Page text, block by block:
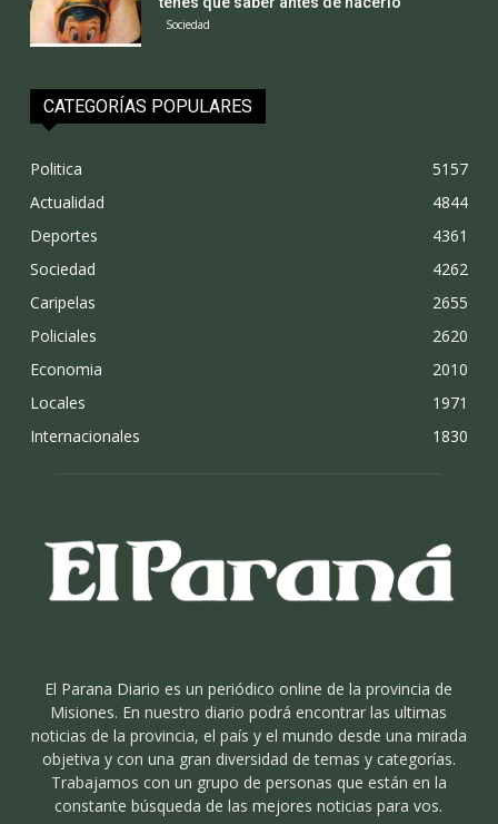
Sociedad
CATEGORÍAS POPULARES
Politica
5157
Actualidad
4844
Deportes
4361
Sociedad
4262
Caripelas
2655
Policiales
2620
Economia
2010
Locales
1971
Internacionales
1830
El Parana Diario es un periódico online de la provincia de
Misiones. En nuestro diario podrá encontrar las ultimas
noticias de la provincia, el país y el mundo desde una mirada
objetiva y con una gran diversidad de temas y categorías.
Trabajamos con un grupo de personas que están en la
constante búsqueda de las mejores noticias para vos.